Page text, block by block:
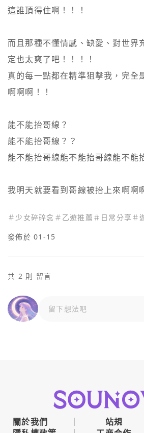
這誰頂得住啊！！！
而且那種不懂情感、缺愛、對世界
定也太爽了吧！！！！
真的每一點都在精準狙擊我，完全
啊啊啊！！
能不能抬哥線？
能不能抬哥線？？
能不能抬哥線能不能抬哥線能不能
我明天就要看到哥線被抬上來啊啊
＃ 少女碎碎念 ＃ 乙遊推薦 ＃ 日常分享＃
發佈於 01-15
共 2 則 留言
留下想法吧
關於我們 站規